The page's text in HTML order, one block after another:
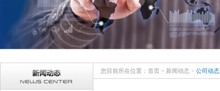
您目前所在位置： 首页 > 新闻动态 > 公司动态